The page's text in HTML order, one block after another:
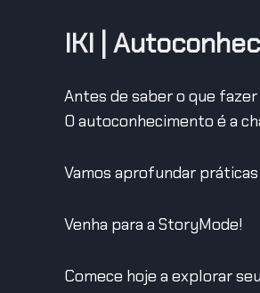
IKI |
Antes de saber o que
O autoconhecimento é a
Vamos aprofundar
Venha para a StoryMode!
Comece hoje a explorar seu